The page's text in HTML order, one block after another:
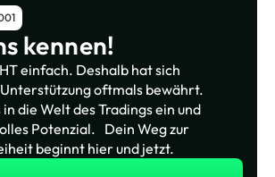
kennen!
einfach. Deshalb hat sich
oftmals bewährt.
die Welt des Tradings ein und
Potenzial. Dein Weg zur
beginnt hier und jetzt.
Webinar!